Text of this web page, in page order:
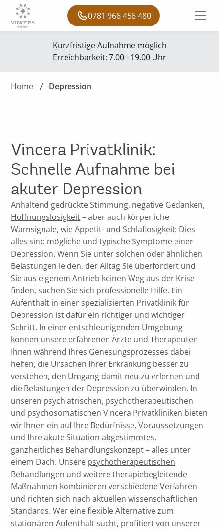
0781 966 456 480
Kurzfristige Aufnahme möglich
Erreichbarkeit: 7.00 - 19.00 Uhr
Home Depression
Vincera Privatklinik:
Schnelle Aufnahme bei
akuter Depression
Anhaltend gedrückte Stimmung, negative Gedanken,
Hoffnungslosigkeit– aber auch körperliche
Warnsignale, wie Appetit- und Schlaflosigkeit: Dies
alles sind mögliche und typische Symptome einer
Depression. Wenn Sie unter solchen oder ähnlichen
Belastungen leiden, der Alltag Sie überfordert und
Sie aus eigenem Antrieb keinen Weg aus der Krise
finden, suchen Sie sich professionelle Hilfe. Ein
Aufenthalt in einer spezialisierten Privatklinik für
Depression ist dafür ein richtiger und wichtiger
Schritt. In einer entschleunigenden Umgebung
können unsere erfahrenen Ärzte und Therapeuten
Ihnen während Ihres Genesungsprozesses dabei
helfen, die Ursachen Ihrer Erkrankung besser zu
verstehen, den Umgang damit neu zu erlernen und
die Belastungen der Depression zu überwinden. In
unseren psychiatrischen, psychotherapeutischen
und psychosomatischen Vincera Privatkliniken bieten
wir Ihnen ein auf Ihre Bedürfnisse, Voraussetzungen
und Ihre akute Situation abgestimmtes,
ganzheitliches Behandlungskonzept – alles unter
einem Dach. Unsere psychotherapeutischen
Behandlungen und weitere therapiebegleitende
Maßnahmen kombinieren verschiedene Verfahren
und richten sich nach aktuellen wissenschaftlichen
Standards. Wer eine flexible Alternative zum
stationären Aufenthalt sucht, profitiert von unserer